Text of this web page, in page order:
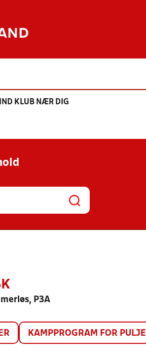
KLUB NÆR DIG
P3A
KAMPPROGRAM FOR PULJE